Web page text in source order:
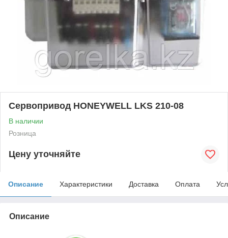
Cервопривод HONEYWELL LKS 210-08
В наличии
Розница
Цену уточняйте
Описание Характеристики Доставка Оплата
Описание